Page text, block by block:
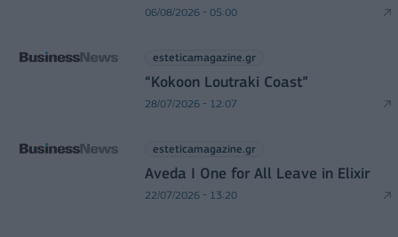
06/08/2026 - 05:00
esteticamagazine.gr
“Kokoon Loutraki Coast”
28/07/2026 - 12:07
esteticamagazine.gr
Aveda I One for All Leave in Elixir
22/07/2026 - 13:20